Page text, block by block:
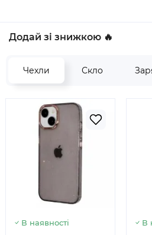
Додай зі знижкою 🔥
Чехли Скло
В наявності
В